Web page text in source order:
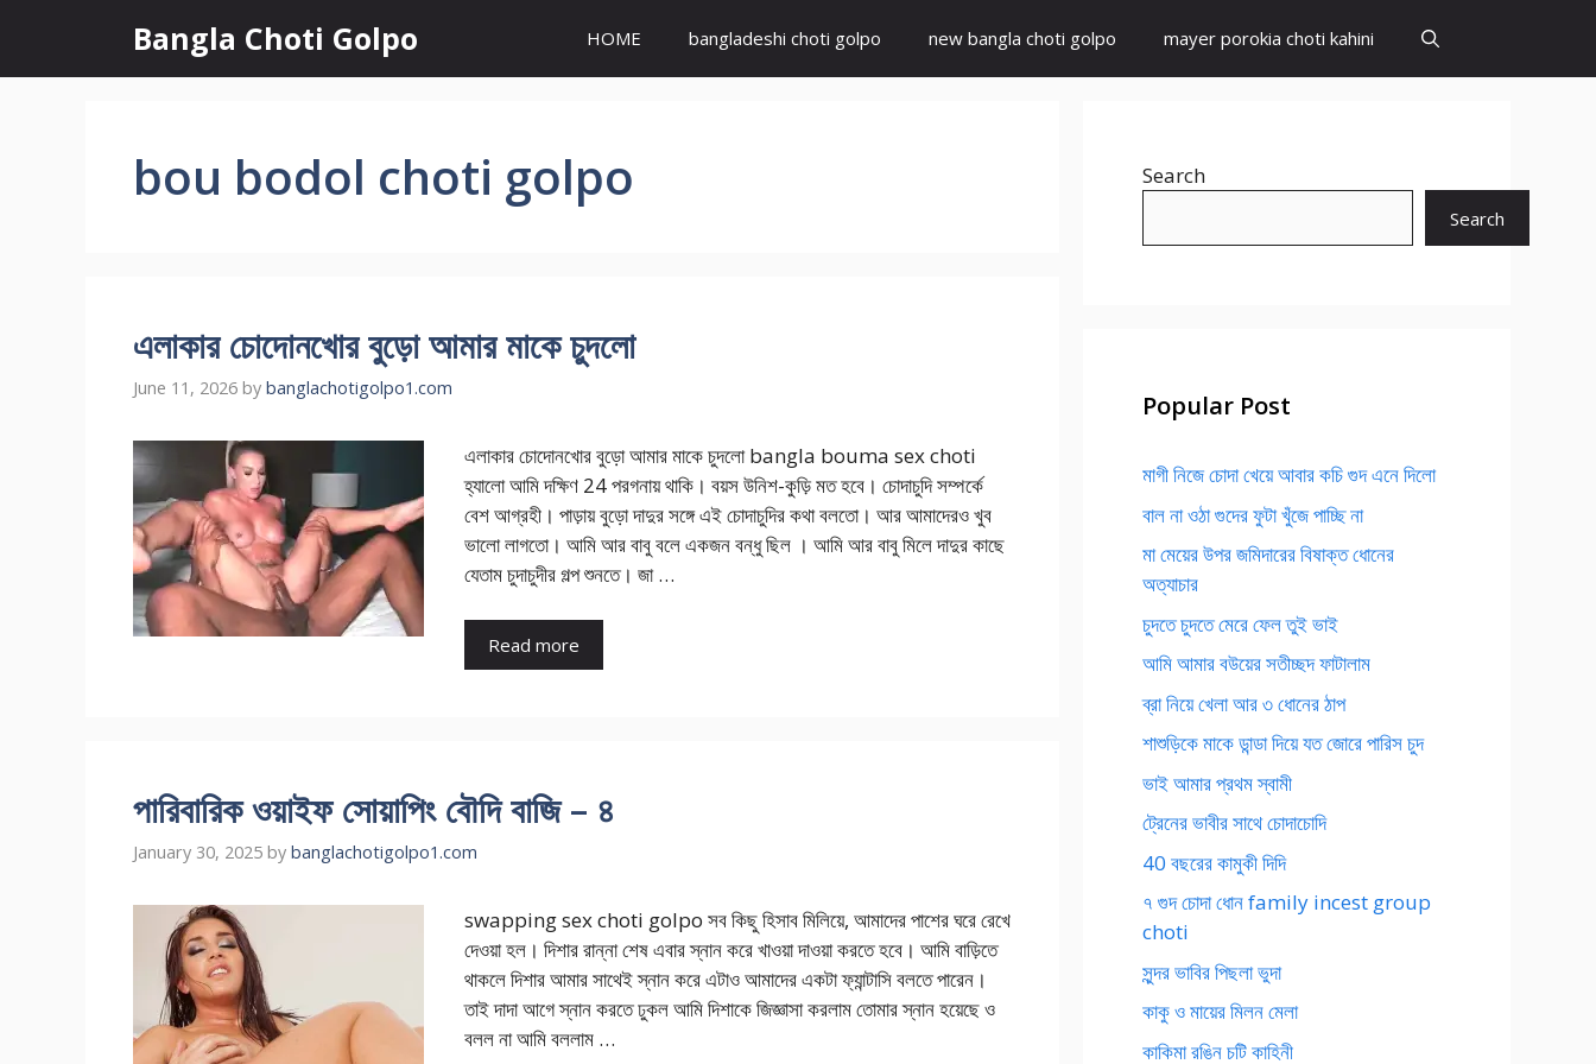
content
Bangla Choti Golpo HOME bangladeshi choti golpo new bangla choti golpo mayer porokia choti kahini
bou bodol choti golpo
এলাকার চোদোনখোর বুড়ো আমার মাকে চুদলো
June 11, 2026 by banglachotigolpo1.com
এলাকার চোদোনখোর বুড়ো আমার মাকে চুদলো bangla bouma sex choti
হ্যালো আমি দক্ষিণ 24 পরগনায় থাকি। বয়স উনিশ-কুড়ি মত হবে। চোদাচুদি সম্পর্কে
বেশ আগ্রহী। পাড়ায় বুড়ো দাদুর সঙ্গে এই চোদাচুদির কথা বলতো। আর আমাদেরও খুব
ভালো লাগতো। আমি আর বাবু বলে একজন বন্ধু ছিল । আমি আর বাবু মিলে দাদুর কাছে
যেতাম চুদাচুদীর গল্প শুনতে। জা …
Read more
পারিবারিক ওয়াইফ সোয়াপিং বৌদি বাজি – ৪
January 30, 2025 by banglachotigolpo1.com
swapping sex choti golpo সব কিছু হিসাব মিলিয়ে, আমাদের পাশের ঘরে রেখে
দেওয়া হল। দিশার রান্না শেষ এবার স্নান করে খাওয়া দাওয়া করতে হবে। আমি বাড়িতে
থাকলে দিশার আমার সাথেই স্নান করে এটাও আমাদের একটা ফ্যান্টাসি বলতে পারেন।
তাই দাদা আগে স্নান করতে ঢুকল আমি দিশাকে জিজ্ঞাসা করলাম তোমার স্নান হয়েছে ও
বলল না আমি বললাম …
Search
Search
Popular Post
মাগী নিজে চোদা খেয়ে আবার কচি গুদ এনে দিলো
বাল না ওঠা গুদের ফুটা খুঁজে পাচ্ছি না
মা মেয়ের উপর জমিদারের বিষাক্ত ধোনের
অত্যাচার
চুদতে চুদতে মেরে ফেল তুই ভাই
আমি আমার বউয়ের সতীচ্ছদ ফাটালাম
ব্রা নিয়ে খেলা আর ৩ ধোনের ঠাপ
শাশুড়িকে মাকে ডান্ডা দিয়ে যত জোরে পারিস চুদ
ভাই আমার প্রথম স্বামী
ট্রেনের ভাবীর সাথে চোদাচোদি
40 বছরের কামুকী দিদি
৭ গুদ চোদা ধোন family incest group
choti
সুন্দর ভাবির পিছলা ভুদা
কাকু ও মায়ের মিলন মেলা
কাকিমা রঙিন চটি কাহিনী